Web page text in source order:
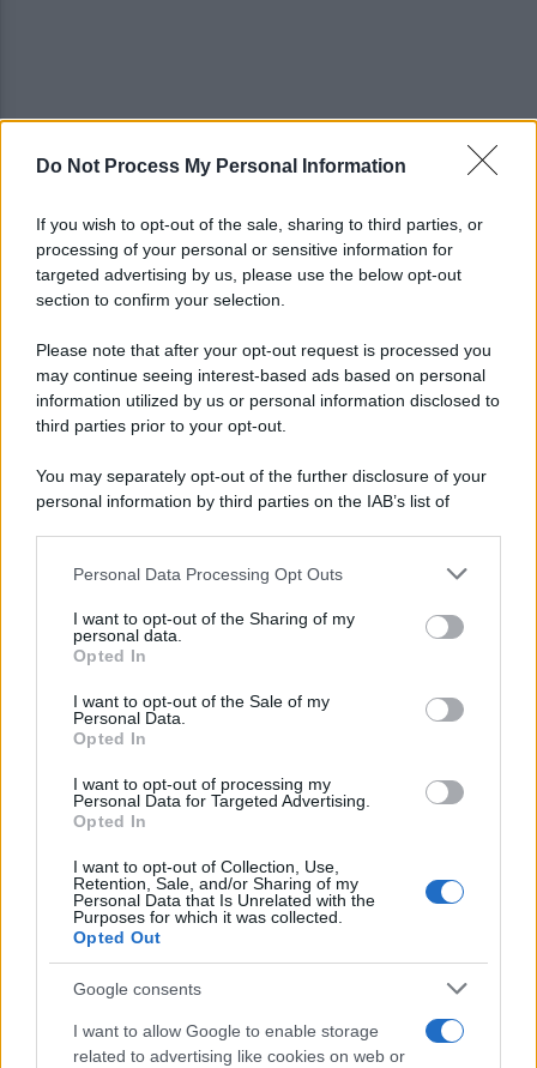
Do Not Process My Personal Information
If you wish to opt-out of the sale, sharing to third parties, or
processing of your personal or sensitive information for
targeted advertising by us, please use the below opt-out
section to confirm your selection.
Please note that after your opt-out request is processed you
may continue seeing interest-based ads based on personal
information utilized by us or personal information disclosed to
third parties prior to your opt-out.
You may separately opt-out of the further disclosure of your
personal information by third parties on the IAB’s list of
This information may also be disclosed by us to third parties
disclose it to other third parties.
Please note that this website/app uses one or more Google
services and may gather and store information including but
not limited to your visit or usage behaviour. You may click to
grant or deny consent to Google and its third-party tags to
consent section.
Personal Data Processing Opt Outs
I want to opt-out of the Sharing of my
personal data.
Opted In
I want to opt-out of the Sale of my
Personal Data.
Opted In
I want to opt-out of processing my
Personal Data for Targeted Advertising.
Opted In
I want to opt-out of Collection, Use,
Retention, Sale, and/or Sharing of my
Personal Data that Is Unrelated with the
Purposes for which it was collected.
Opted Out
Google consents
I want to allow Google to enable storage
related to advertising like cookies on web or
Viola l'obbligo di permanenza notturna:
Cesa: approvato assestamento di bilancio e
tariffe Tari